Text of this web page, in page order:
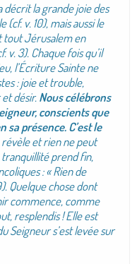
décrit la grande joie des
(cf. v. 10), mais aussi le
tout Jérusalem en
3). Chaque fois qu’il
l’Écriture Sainte ne
: joie et trouble,
désir.Nous célébrons
conscients que
présence. C’est le
révèle et rien ne peut
prend fin,
: « Rien de
Quelque chose dont
commence, comme
resplendis ! Elle est
Seigneur s’est levée sur